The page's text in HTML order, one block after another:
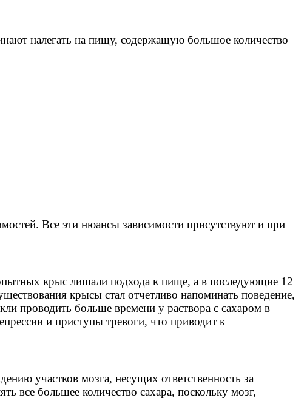
налегать на пищу, содержащую большое количество
Все эти нюансы зависимости присутствуют и при
крыс лишали подхода к пище, а в последующие 12
крысы стал отчетливо напоминать поведение,
проводить больше времени у раствора с сахаром в
и приступы тревоги, что приводит к
участков мозга, несущих ответственность за
все большее количество сахара, поскольку мозг,